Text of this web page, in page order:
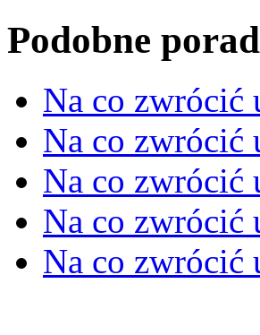
Podobne
Na co zwrócić
Na co zwrócić
Na co zwrócić
Na co zwrócić
Na co zwrócić